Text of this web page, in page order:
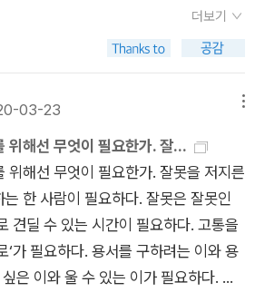
은 어떻게든 눈에 띄는 법이겠지.이런 저
없던 와중에 내게로 와준 이 책들이 참
일의 책 표지가 마음에 들었는데 역시나
. 작풍과 정말 잘 어울리는 표지인 것
예쁘기도 하다. 내용은 물론이고..모든
...결국 우리는 사라질 것이다. 영원한
‘아득하고 쓸쓸하게 사라지는 일일지도
고 있는 수많은 노인들은 ‘아직‘죽지
써‘ 세상을 많이 살아온 사람들이다. 늙
이다. 오래된 것은 귀한 것이고.- P185
강화길, 최은영, 김봉곤, 이현석, 김초
문학동네앙앙앙앙 : 류진 시집 (창비시
소설 / 창비보라색 치마를 입은 여자 :
/ 문학동네도넛 시티 : 장수양, 정우신,
나무제법 안온한 날들 : 당신에게 건네
남궁인 지음 / 문학동네모월모일 : 박연
밤은 굶고 자야지 : 박상영 에세이 / 한
박금산 소설집 / 비채밤과 꿈의 뉘앙스 :
/ 민음사익명의 전화 : 야쿠마루 가
엄마 : 강진아 장편소설 (오늘의 젊은
더보기
03-23
위해선 무엇이 필요한가. 잘...
위해선 무엇이 필요한가. 잘못을 저지른
한 사람이 필요하다. 잘못은 잘못인
견딜 수 있는 시간이 필요하다. 고통을
‘가 필요하다. 용서를 구하려는 이와 용
은 이와 울 수 있는 이가 필요하다. 변